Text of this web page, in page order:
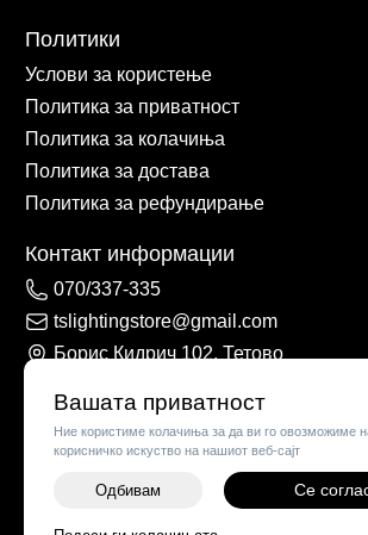
Вашата приватност
Ние користиме колачиња за да ви го овозможиме
корисничко искуство на нашиот веб-сајт
Одбивам Се
Политики
Услови за користење
Политика за приватност
Политика за колачиња
Политика за достава
Политика за рефундирање
Контакт информации
070/337-335
tslightingstore@gmail.com
Борис Кидрич 102, Тетово